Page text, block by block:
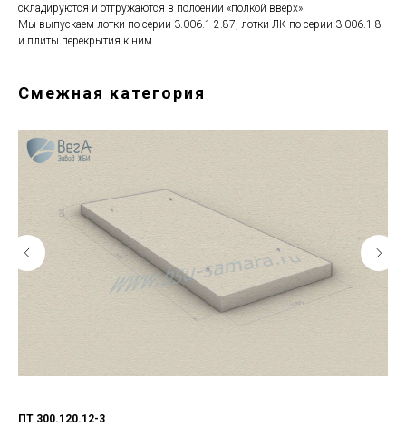
складируются и отгружаются в полоении «полкой вверх»
Мы выпускаем лотки по серии 3.006.1-2.87, лотки ЛК по серии 3.006.1-8
и плиты перекрытия к ним.
Смежная категория
ПТ 300.120.12-3